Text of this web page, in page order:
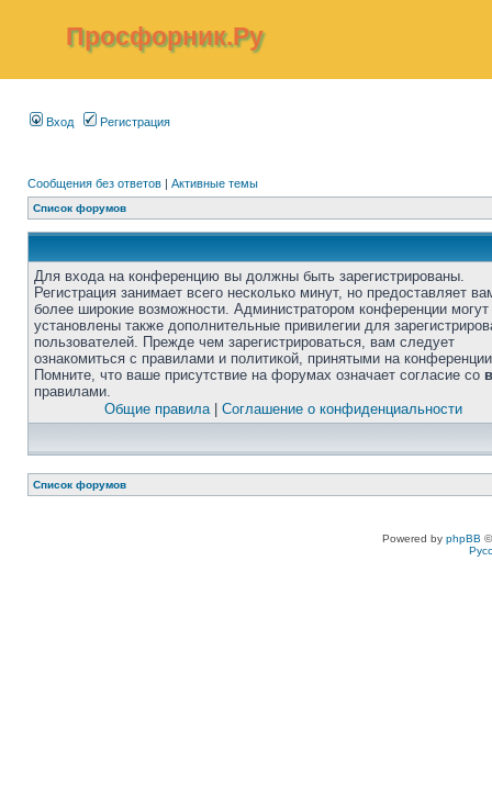
Просфорник.Ру
Вход Регистрация
Сообщения без ответов | Активные темы
Список форумов
Для входа на конференцию вы должны быть зарегистрированы.
Регистрация занимает всего несколько минут, но предоставляет
более широкие возможности. Администратором конференции
установлены также дополнительные привилегии для
пользователей. Прежде чем зарегистрироваться, вам следует
ознакомиться с правилами и политикой, принятыми на
Помните, что ваше присутствие на форумах означает согласие со
правилами.
Общие правила| Соглашение о конфиденциальности
Список форумов
Powered by phpBB